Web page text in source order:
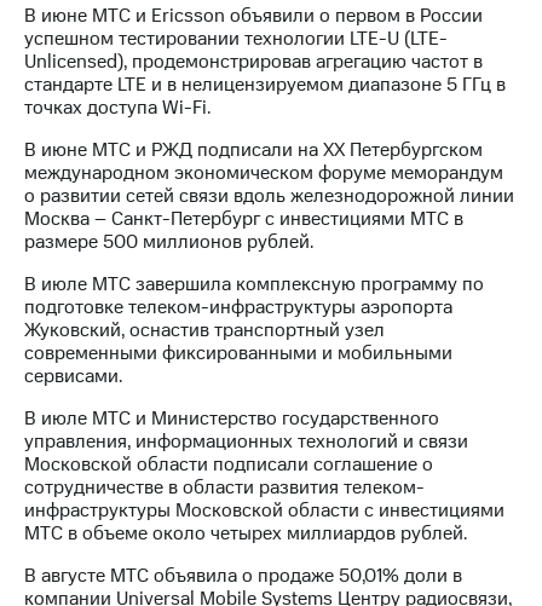
Порядок
выкупа
акций
Дивиденды
Рынок
Описание
Еврооблигации-2023
Уведомление
о
именных
облигаций
Другое
Регистратор
Реквизиты
Контакты
развитие
деловая этика
На главную
В июне МТС и Ericsson объявили о первом в России
успешном тестировании технологии LTE-U (LTE-
Unlicensed), продемонстрировав агрегацию частот в
стандарте LTE и в нелицензируемом диапазоне 5 ГГц в
точках доступа Wi-Fi.
В июне МТС и РЖД подписали на ХХ Петербургском
международном экономическом форуме меморандум
о развитии сетей связи вдоль железнодорожной линии
Москва – Санкт-Петербург с инвестициями МТС в
размере 500 миллионов рублей.
В июле МТС завершила комплексную программу по
подготовке телеком-инфраструктуры аэропорта
Жуковский, оснастив транспортный узел
современными фиксированными и мобильными
сервисами.
В июле МТС и Министерство государственного
управления, информационных технологий и связи
Московской области подписали соглашение о
сотрудничестве в области развития телеком-
инфраструктуры Московской области с инвестициями
МТС в объеме около четырех миллиардов рублей.
В августе МТС объявила о продаже 50,01% доли в
компании Universal Mobile Systems Центру радиосвязи,